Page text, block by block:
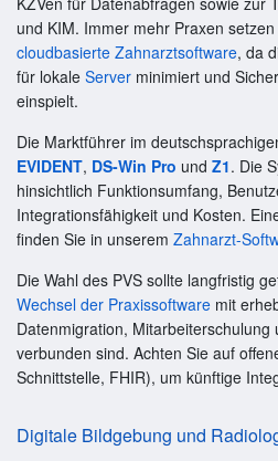
und KIM. Immer mehr Praxen
cloudbasierte Zahnarztsoftware, da
für lokale Server minimiert und
einspielt.
Die Marktführer im
EVIDENT, DS-Win Pro und Z1. Die
hinsichtlich Funktionsumfang,
Integrationsfähigkeit und Kosten.
finden Sie in unserem Zahnarzt-
Die Wahl des PVS sollte langfristig
Wechsel der Praxissoftware mit
Datenmigration, Mitarbeiterschulung
verbunden sind. Achten Sie auf
Schnittstelle, FHIR), um künftige
Digitale Bildgebung und